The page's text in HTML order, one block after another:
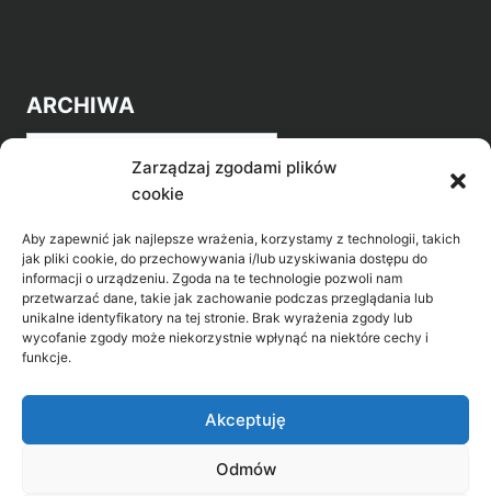
Zarządzaj zgodami plików
cookie
Aby zapewnić jak najlepsze wrażenia, korzystamy z technologii, takich
jak pliki cookie, do przechowywania i/lub uzyskiwania dostępu do
informacji o urządzeniu. Zgoda na te technologie pozwoli nam
przetwarzać dane, takie jak zachowanie podczas przeglądania lub
unikalne identyfikatory na tej stronie. Brak wyrażenia zgody lub
wycofanie zgody może niekorzystnie wpłynąć na niektóre cechy i
funkcje.
Akceptuję
Odmów
ARCHIWA
Archiwa
POZNAJ LEPIEJ NASZ REGION
>Gołdap Mazurski Zdrój